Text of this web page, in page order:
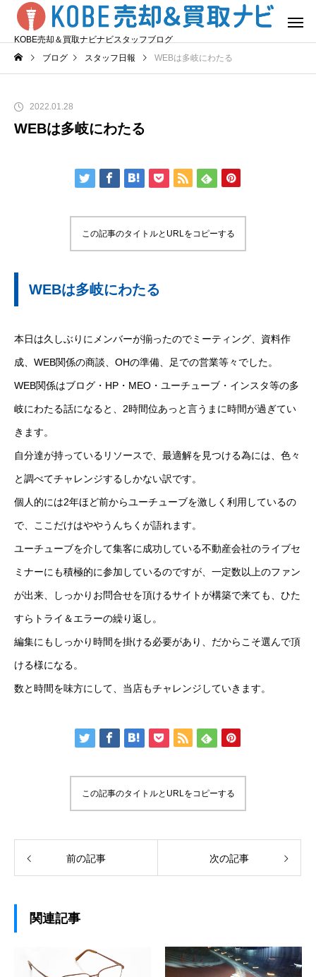
KOBE売却＆買取ナビナビスタッフブログ
ブログ
スタッフ日報 WEBは多岐にわたる
2022.01.28
WEBは多岐にわたる
この記事のタイトルとURLをコピーする
WEBは多岐にわたる
本日は久しぶりにメンバーが揃ったのでミーティング、資料作
成、WEB関係の商談、OHの準備、足での営業等々でした。
WEB関係はブログ・HP・MEO・ユーチューブ・インスタ等の多
岐にわたる話になると、2時間位あっと言うまに時間が過ぎてい
きます。
自分達が持っているリソースで、最適解を見つける為には、色々
と調べてチャレンジするしかない訳です。
個人的には2年ほど前からユーチューブを激しく利用しているの
で、ここだけはややうんちくが語れます。
ユーチューブを介して集客に成功している不動産会社のライブセ
ミナーにも積極的に参加しているのですが、一定数以上のファン
が出来、しっかりお問合せを頂けるサイトが構築で来ても、ひた
すらトライ＆エラーの繰り返し。
編集にもしっかり時間を掛ける必要があり、だからこそ選んで頂
ける様になる。
数と時間を味方にして、当店もチャレンジしていきます。
この記事のタイトルとURLをコピーする
前の記事 次の記事
関連記事